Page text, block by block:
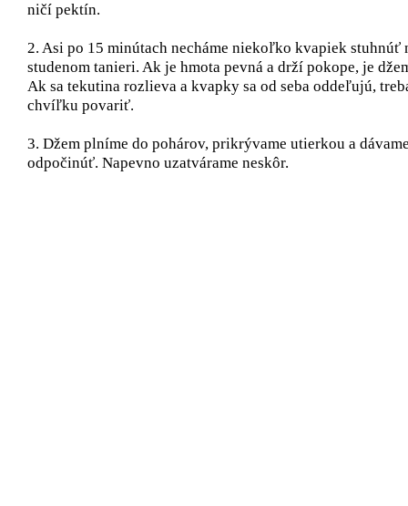
ničí pektín.
2. Asi po 15 minútach necháme niekoľko kvapiek stuhnúť
studenom tanieri. Ak je hmota pevná a drží pokope, je
Ak sa tekutina rozlieva a kvapky sa od seba oddeľujú,
chvíľku povariť.
3. Džem plníme do pohárov, prikrývame utierkou a
odpočinúť. Napevno uzatvárame neskôr.